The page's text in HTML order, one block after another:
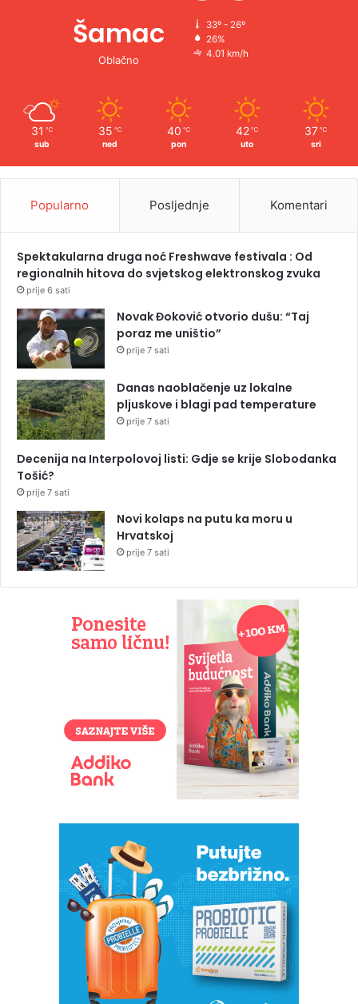
Šamac
Oblačno
33º - 26º
26%
4.01 km/h
31 ℃
sub
35 ℃
ned
40 ℃
pon
42 ℃
uto
37 ℃
sri
Popularno Posljednje Komentari
Spektakularna druga noć Freshwave festivala : Od
regionalnih hitova do svjetskog elektronskog zvuka
prije 6 sati
Novak Đoković otvorio dušu: “Taj
poraz me uništio”
prije 7 sati
Danas naoblačenje uz lokalne
pljuskove i blagi pad temperature
prije 7 sati
Decenija na Interpolovoj listi: Gdje se krije Slobodanka
Tošić?
prije 7 sati
Novi kolaps na putu ka moru u
Hrvatskoj
prije 7 sati